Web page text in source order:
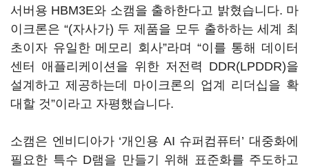
서버용 HBM3E와 소캠을 출하한다고 밝혔습니다. 마
이크론은 “(자사가) 두 제품을 모두 출하하는 세계 최
초이자 유일한 메모리 회사”라며 “이를 통해 데이터
센터 애플리케이션을 위한 저전력 DDR(LPDDR)을
설계하고 제공하는데 마이크론의 업계 리더십을 확
대할 것”이라고 자평했습니다.
소캠은 엔비디아가 ‘개인용 AI 슈퍼컴퓨터’ 대중화에
필요한 특수 D램을 만들기 위해 표준화를 주도하고